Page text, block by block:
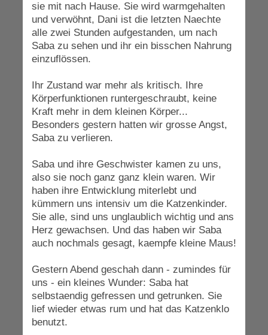
sie mit nach Hause. Sie wird warmgehalten
und verwöhnt, Dani ist die letzten Naechte
alle zwei Stunden aufgestanden, um nach
Saba zu sehen und ihr ein bisschen Nahrung
einzuflössen.
Ihr Zustand war mehr als kritisch. Ihre
Körperfunktionen runtergeschraubt, keine
Kraft mehr in dem kleinen Körper...
Besonders gestern hatten wir grosse Angst,
Saba zu verlieren.
Saba und ihre Geschwister kamen zu uns,
also sie noch ganz ganz klein waren. Wir
haben ihre Entwicklung miterlebt und
kümmern uns intensiv um die Katzenkinder.
Sie alle, sind uns unglaublich wichtig und ans
Herz gewachsen. Und das haben wir Saba
auch nochmals gesagt, kaempfe kleine Maus!
Gestern Abend geschah dann - zumindes für
uns - ein kleines Wunder: Saba hat
selbstaendig gefressen und getrunken. Sie
lief wieder etwas rum und hat das Katzenklo
benutzt.